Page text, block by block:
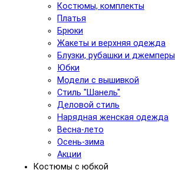
Костюмы, комплекты
Платья
Брюки
Жакеты и верхняя одежда
Блузки, рубашки и джемперы
Юбки
Модели с вышивкой
Стиль "Шанель"
Деловой стиль
Нарядная женская одежда
Весна-лето
Осень-зима
Акции
Костюмы с юбкой